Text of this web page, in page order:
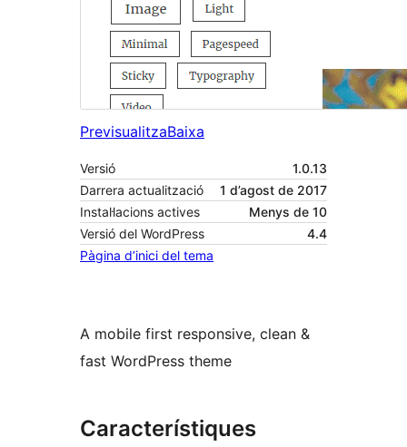
PrevisualitzaBaixa
Versió
1.0.13
Darrera actualització
1 d’agost de 2017
Instal·lacions actives
Menys de 10
Versió del WordPress
4.4
Pàgina d’inici del tema
A mobile first responsive, clean &
fast WordPress theme
Característiques